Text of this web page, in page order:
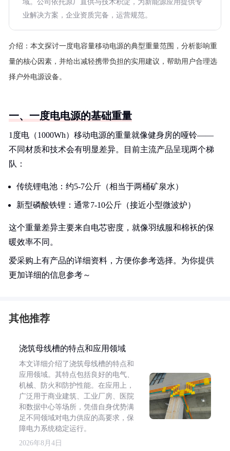
域。公司依托原厂直供与技术积淀，为新能源应用提供专
业解决方案，企业资质完备，运营规范。
介绍： 本文探讨一度电容量移动电源的典型重量范围，分析影响重
量的核心因素，并给出减轻携带负担的实用建议，帮助用户合理选
择户外电源设备。
一、一度电电源的基础重量
1度电（1000Wh）移动电源的重量就像健身房的哑铃——
不同材质和技术会有明显差异。目前主流产品呈现两个梯
队：
传统锂电池：约5-7公斤（相当于两桶矿泉水）
新型磷酸铁锂：通常7-10公斤（接近小型微波炉）
这个重量差异主要来自电芯密度，就像羽绒服和棉袄的保
暖效率不同。
爱采购上有产品的详细资料，方便你参考选择。为你提供
更加详细的信息参考～
其他推荐
浇筑母线槽的特点和应用领域
本文详细介绍了浇筑母线槽的特点和
应用领域。其特点包括良好的电气、
机械、防火和防护性能。在应用上，
广泛用于商业建筑、工业厂房、医院
和数据中心等场所，凭借自身优势满
足不同领域对电力供应的高要求，保
障电力系统稳定运行。
2026年8月4日